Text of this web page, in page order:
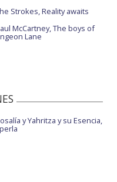
Strokes, Reality awaits
McCartney, The boys of
Lane
y Yahritza y su Esencia,